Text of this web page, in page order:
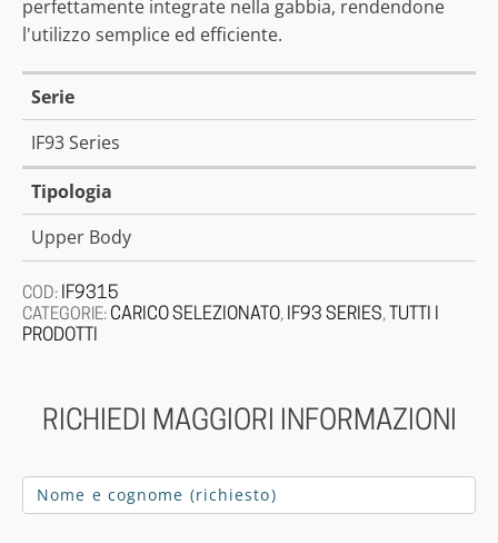
perfettamente integrate nella gabbia, rendendone
l'utilizzo semplice ed efficiente.
Serie
IF93 Series
Tipologia
Upper Body
COD: IF9315
CATEGORIE: CARICO SELEZIONATO, IF93 SERIES, TUTTI I
PRODOTTI
RICHIEDI MAGGIORI INFORMAZIONI